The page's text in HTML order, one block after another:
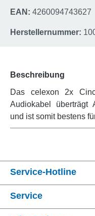
EAN: 4260094743627
Herstellernummer:
Beschreibung
Das celexon 2x
Audiokabel überträgt
und ist somit bestens
Service-Hotline
Service